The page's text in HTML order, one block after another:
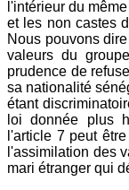
l'intérieur du
et les non castes
Nous pouvons
valeurs du
prudence de
sa nationalité
étant
loi donnée plus
l'article 7 peut
l'assimilation des
mari étranger qui